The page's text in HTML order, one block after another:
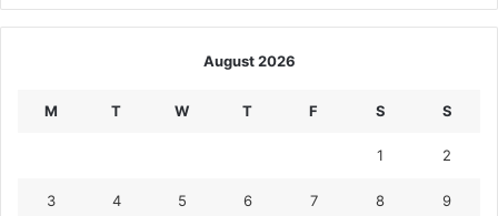
August 2026
M T W T F S S
1 2
3 4 5 6 7 8 9